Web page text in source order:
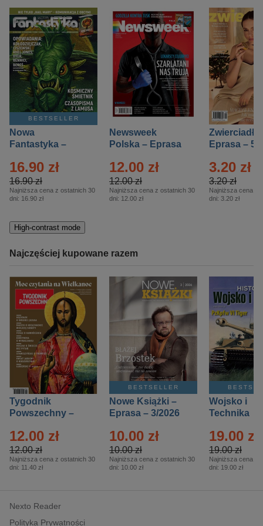
BESTSELLER
Nowa
Fantastyka –
16.90 zł
16.90 zł
Najniższa cena z ostatnich 30
dni: 16.90 zł
Newsweek
Polska – Eprasa
12.00 zł
12.00 zł
Najniższa cena z ostatnich 30
dni: 12.00 zł
Zwierciadło
Eprasa – 5/
3.20 zł
3.20 zł
Najniższa cena z
dni: 3.20 zł
High-contrast mode
Najczęściej kupowane razem
Tygodnik
Powszechny –
12.00 zł
12.00 zł
Najniższa cena z ostatnich 30
dni: 11.40 zł
BESTSELLER
Nowe Książki –
Eprasa – 3/2026
10.00 zł
10.00 zł
Najniższa cena z ostatnich 30
dni: 10.00 zł
Wojsko i
Technika
– 2/2026
19.00 zł
19.00 zł
Najniższa cena z
dni: 19.00 zł
Nexto Reader
Polityka Prywatności